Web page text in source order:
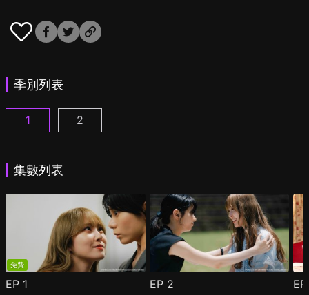
季別列表
彩香最愛弘子前輩 第1集
1 彩香最愛弘子前輩 第2季 第1集
2
集數列表
免費
EP 1 EP 2